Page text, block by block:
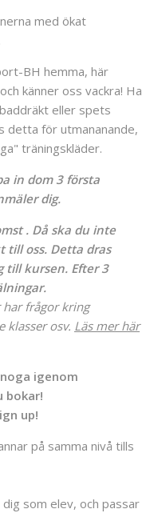
med ökat
BH hemma, här
känner oss vackra! Ha
eller spets
detta för utmananande,
träningskläder.
in dom 3 första
dig.
. Då ska du inte
till oss. Detta dras
till kursen. Efter 3
frågor kring
klasser osv. Läs mer här
igenom
bokar!
up!
på samma nivå tills
som elev, och passar